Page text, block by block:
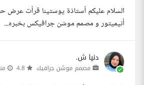
السلام عليكم أستاذة يوستينا قرأت عرض
أنيميتور و مصمم موشن جرافيكس بخبره...
دنيا ش.
مصمم موشن جرافيك